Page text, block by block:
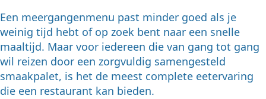
Een meergangenmenu past minder goed als je
weinig tijd hebt of op zoek bent naar een snelle
maaltijd. Maar voor iedereen die van gang tot gang
wil reizen door een zorgvuldig samengesteld
smaakpalet, is het de meest complete eetervaring
die een restaurant kan bieden.